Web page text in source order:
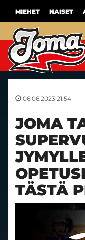
MIEHET NAISET
06.06.2023 21:54
JOMA
TÄSTÄ